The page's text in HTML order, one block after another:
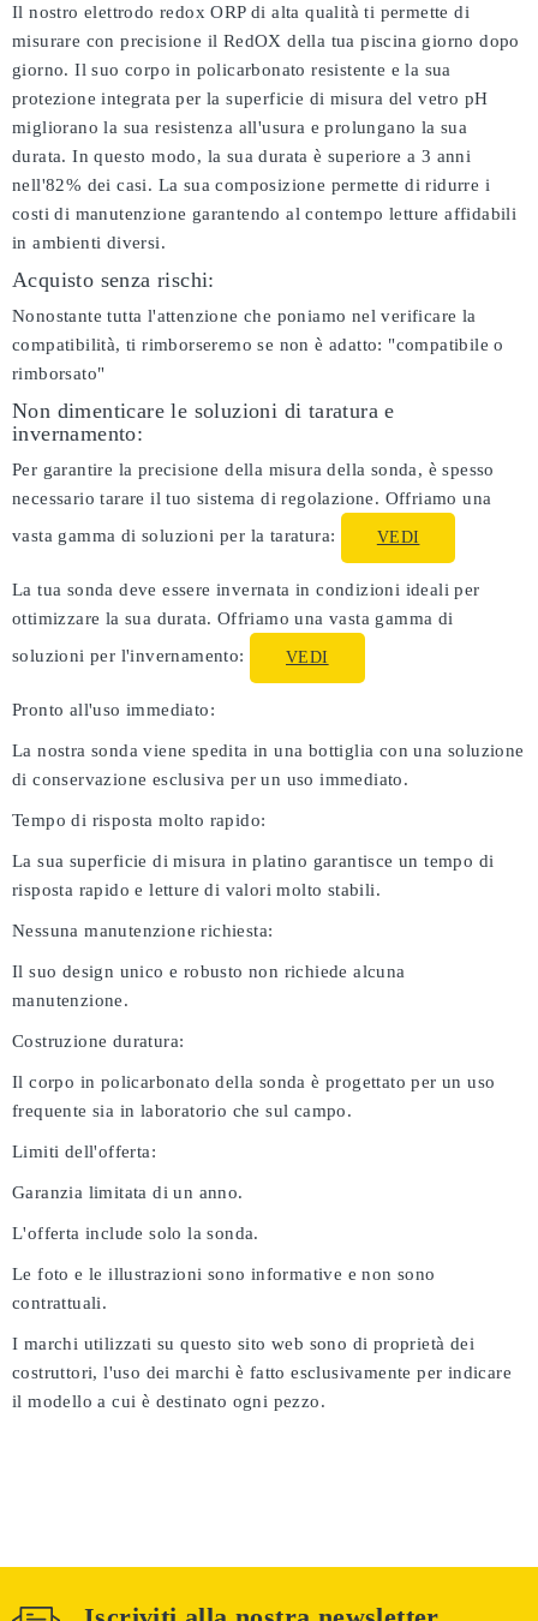
Il nostro elettrodo redox ORP di alta qualità ti permette di
misurare con precisione il RedOX della tua piscina giorno dopo
giorno. Il suo corpo in policarbonato resistente e la sua
protezione integrata per la superficie di misura del vetro pH
migliorano la sua resistenza all'usura e prolungano la sua
durata. In questo modo, la sua durata è superiore a 3 anni
nell'82% dei casi. La sua composizione permette di ridurre i
costi di manutenzione garantendo al contempo letture affidabili
in ambienti diversi.
Acquisto senza rischi:
Nonostante tutta l'attenzione che poniamo nel verificare la
compatibilità, ti rimborseremo se non è adatto: "compatibile o
rimborsato"
Non dimenticare le soluzioni di taratura e
invernamento:
Per garantire la precisione della misura della sonda, è spesso
necessario tarare il tuo sistema di regolazione. Offriamo una
vasta gamma di soluzioni per la taratura:
VEDI
La tua sonda deve essere invernata in condizioni ideali per
ottimizzare la sua durata. Offriamo una vasta gamma di
soluzioni per l'invernamento:
VEDI
Pronto all'uso immediato:
La nostra sonda viene spedita in una bottiglia con una soluzione
di conservazione esclusiva per un uso immediato.
Tempo di risposta molto rapido:
La sua superficie di misura in platino garantisce un tempo di
risposta rapido e letture di valori molto stabili.
Nessuna manutenzione richiesta:
Il suo design unico e robusto non richiede alcuna
manutenzione.
Costruzione duratura:
Il corpo in policarbonato della sonda è progettato per un uso
frequente sia in laboratorio che sul campo.
Limiti dell'offerta:
Garanzia limitata di un anno.
L'offerta include solo la sonda.
Le foto e le illustrazioni sono informative e non sono
contrattuali.
I marchi utilizzati su questo sito web sono di proprietà dei
costruttori, l'uso dei marchi è fatto esclusivamente per indicare
il modello a cui è destinato ogni pezzo.